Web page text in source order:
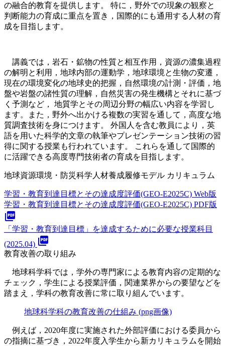
の融合的教育を提供します。 特に，野外での現象の観察と
判断能力の育成に重点を置き，国際的にも通用する人材の育
成を目指します。
講義では，岩石・鉱物の性質と相互作用，資源の濃集過程
の解明と利用，地球内部の運動学，地球環境と生物の変遷，
現在の環境変化の地球史的把握，自然環境の計測・評価，地
盤や岩盤の諸性質の理解，自然災害の発生機構とそれに基づ
く予測など， 地質学とその周辺分野の幅広い内容を学習し
ます。また，野外へ出かける複数の実習を通して，高度な地
質調査技術を身につけます。 外国人を含む教員により，英
語を用いた科学的文章の執筆やプレゼンテーション技術の習
得に関する授業も行われています。 これらを通して 国際的
に活躍できる高度専門技術者の育成を目指します。
地球資源環境・防災科学人材養成履修モデル カリキュラム
学習・教育到達目標とその達成度評価(GEO-E2025C) Web版
学習・教育到達目標とその達成度評価(GEO-E2025C) PDF版
picture_as_pdf
「学習・教育到達目標」を達成するために必要な授業科目
(2025.04) picture_as_pdf
教育改善の取り組み
地球科学科では，学外の専門家による教育内容の定期的な
チェック，学生による授業評価，関連業界からの要望などを
踏まえ，学科の教育改善に常に取り組んでいます。
地球科学科の教育改善の仕組み (png画像)
例えば，2020年度に実施された外部評価における委員から
の指摘に基づき，2022年度入学生から新カリキュラムを開始